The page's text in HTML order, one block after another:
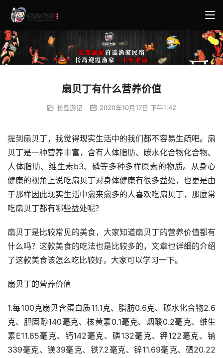
扇贝丁有什么营养价值
长岛游记 2020年10月17日 下午1:42
提到扇贝丁，我觉得现实生活中的我们都不容易生疏吧。扇
贝丁是一种营养丰富，含有人体脂肪、碳水化合物化合物、
人体脂肪、维生素b3、磷等多种多样原素的物质。从身心
健康的视角上说吃扇贝丁对身体健康有很多益处，也更是由
于那样因此现实生活中愈来愈多的人喜欢吃扇贝丁，那麼常
吃扇贝丁都有哪些益处呢？
扇贝丁是比较常见的美食，大家知道扇贝丁的营养价值都有
什么吗？这款美食的吃法也是比较多的，文章也详细的介绍
了这款美食该怎么吃比较好，大家可以学习一下。
扇贝丁的营养价值
1.每100克扇贝含蛋白质11.1克、脂肪0.6克、碳水化合物2.6
克、胆固醇140毫克、核黄素0.1毫克、烟酸0.2毫克、维生
素E11.85毫克、钙142毫克、磷132毫克、钾122毫克、钠
339毫克、镁39毫克、铁7.2毫克、锌11.69毫克、硒20.22